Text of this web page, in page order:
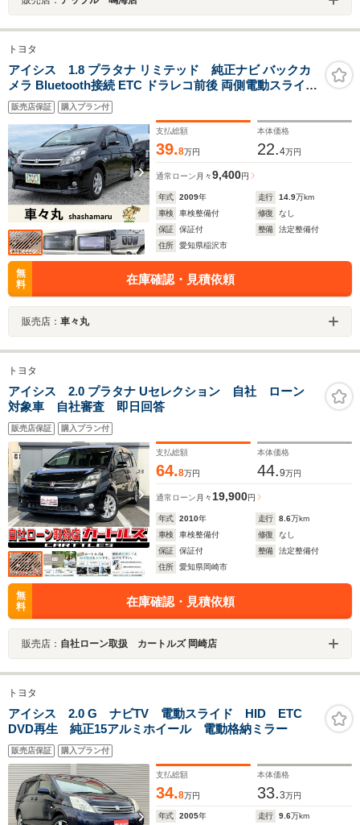
トヨタ
アイシス 1.8 プラタナ リミテッド 純正ナビ バックカ
メラ Bluetooth接続 ETC ドラレコ前後 両側電動スライド
ドア フルセグ HDDナビ DVD ユーザー買取車検整備付 プ
ッシュスタート スマートキー スペアキー オルタネーター
交換済 純正15インチアルミ
販売店保証 購入プラン付
支払総額
39.8万円
本体価格
22.4万円
通常ローン 月々9,400円
年式 2009年 走行 14.9万km
車検
車検整備付 修復
なし
保証
保証付 整備
法定整備付
住所
愛知県稲沢市
無
料
在庫確認・見積依頼
販売店： 車々丸
トヨタ
アイシス 2.0 プラタナ Uセレクション 自社 ローン
対象車 自社審査 即日回答
販売店保証 購入プラン付
支払総額
64.8万円
本体価格
44.9万円
通常ローン 月々19,900円
年式 2010年 走行 8.6万km
車検
車検整備付 修復
なし
保証
保証付 整備
法定整備付
住所
愛知県岡崎市
無
料
在庫確認・見積依頼
販売店： 自社ローン取扱 カートルズ 岡崎店
トヨタ
アイシス 2.0 G ナビTV 電動スライド HID ETC
DVD再生 純正15アルミホイール 電動格納ミラー
販売店保証 購入プラン付
支払総額
34.8万円
本体価格
33.3万円
年式 2005年 走行 9.6万km